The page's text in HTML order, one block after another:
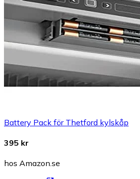
Battery Pack för Thetford kylskåp
395 kr
hos Amazon.se